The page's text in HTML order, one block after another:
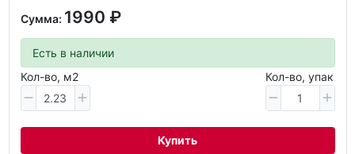
Сумма: 1990 ₽
Есть в наличии
Кол-во, м2
Кол-во, упак
Купить